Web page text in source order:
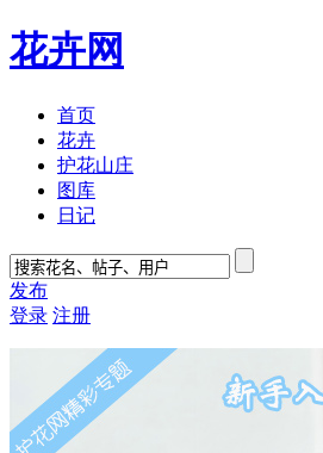
花卉网
首页
花卉
护花山庄
图库
日记
发布
登录 注册